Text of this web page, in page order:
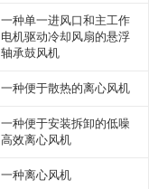
一种单一进风口和主工作
电机驱动冷却风扇的悬浮
轴承鼓风机
一种便于散热的离心风机
一种便于安装拆卸的低噪
高效离心风机
一种离心风机